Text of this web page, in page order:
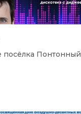
посёлка Понтонный